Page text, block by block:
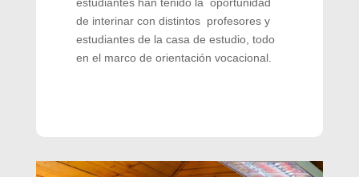
de interinar con distintos profesores y
estudiantes de la casa de estudio, todo
en el marco de orientación vocacional.